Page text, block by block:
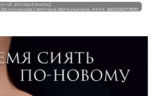
erid: 2VtzqvhKwNQ
Великанова Светлана Валерьевна, ИНН: 381005079051